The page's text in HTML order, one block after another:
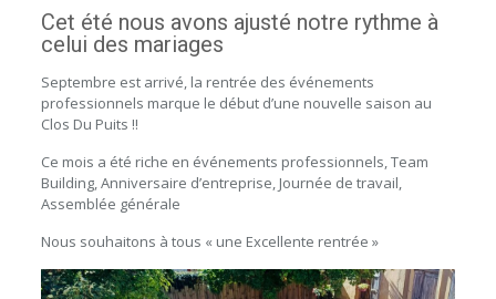
Cet été nous avons ajusté notre rythme à
celui des mariages
Septembre est arrivé, la rentrée des événements
professionnels marque le début d’une nouvelle saison au
Clos Du Puits !!
Ce mois a été riche en événements professionnels, Team
Building, Anniversaire d’entreprise, Journée de travail,
Assemblée générale
Nous souhaitons à tous « une Excellente rentrée »